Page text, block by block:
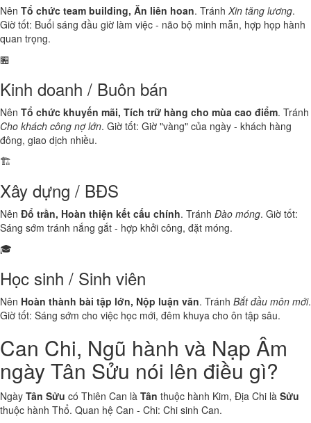
Nên Tổ chức team building, Ăn liên hoan. Tránh Xin tăng lương.
Giờ tốt: Buổi sáng đầu giờ làm việc - não bộ minh mẫn, hợp họp hành
quan trọng.
🏪
Kinh doanh / Buôn bán
Nên Tổ chức khuyến mãi, Tích trữ hàng cho mùa cao điểm. Tránh
Cho khách công nợ lớn. Giờ tốt: Giờ "vàng" của ngày - khách hàng
đông, giao dịch nhiều.
🏗️
Xây dựng / BĐS
Nên Đổ trần, Hoàn thiện kết cấu chính. Tránh Đào móng. Giờ tốt:
Sáng sớm tránh nắng gắt - hợp khởi công, đặt móng.
🎓
Học sinh / Sinh viên
Nên Hoàn thành bài tập lớn, Nộp luận văn. Tránh Bắt đầu môn mới.
Giờ tốt: Sáng sớm cho việc học mới, đêm khuya cho ôn tập sâu.
Can Chi, Ngũ hành và Nạp Âm
ngày Tân Sửu nói lên điều gì?
Ngày Tân Sửu có Thiên Can là Tân thuộc hành Kim, Địa Chi là Sửu
thuộc hành Thổ. Quan hệ Can - Chi: Chi sinh Can.